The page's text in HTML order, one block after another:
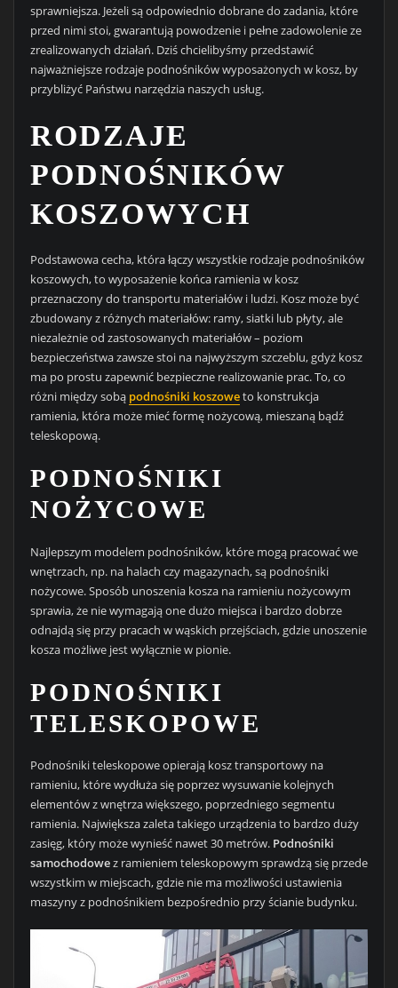
sprawniejsza. Jeżeli są odpowiednio dobrane do zadania, które
przed nimi stoi, gwarantują powodzenie i pełne zadowolenie ze
zrealizowanych działań. Dziś chcielibyśmy przedstawić
najważniejsze rodzaje podnośników wyposażonych w kosz, by
przybliżyć Państwu narzędzia naszych usług.
RODZAJE
PODNOŚNIKÓW
KOSZOWYCH
Podstawowa cecha, która łączy wszystkie rodzaje podnośników
koszowych, to wyposażenie końca ramienia w kosz
przeznaczony do transportu materiałów i ludzi. Kosz może być
zbudowany z różnych materiałów: ramy, siatki lub płyty, ale
niezależnie od zastosowanych materiałów – poziom
bezpieczeństwa zawsze stoi na najwyższym szczeblu, gdyż kosz
ma po prostu zapewnić bezpieczne realizowanie prac. To, co
różni między sobą podnośniki koszoweto konstrukcja
ramienia, która może mieć formę nożycową, mieszaną bądź
teleskopową.
PODNOŚNIKI
NOŻYCOWE
Najlepszym modelem podnośników, które mogą pracować we
wnętrzach, np. na halach czy magazynach, są podnośniki
nożycowe. Sposób unoszenia kosza na ramieniu nożycowym
sprawia, że nie wymagają one dużo miejsca i bardzo dobrze
odnajdą się przy pracach w wąskich przejściach, gdzie unoszenie
kosza możliwe jest wyłącznie w pionie.
PODNOŚNIKI
TELESKOPOWE
Podnośniki teleskopowe opierają kosz transportowy na
ramieniu, które wydłuża się poprzez wysuwanie kolejnych
elementów z wnętrza większego, poprzedniego segmentu
ramienia. Największa zaleta takiego urządzenia to bardzo duży
zasięg, który może wynieść nawet 30 metrów.Podnośniki
samochodowez ramieniem teleskopowym sprawdzą się przede
wszystkim w miejscach, gdzie nie ma możliwości ustawienia
maszyny z podnośnikiem bezpośrednio przy ścianie budynku.